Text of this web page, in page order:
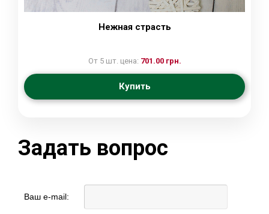
Нежная страсть
От 5 шт. цена: 701.00 грн.
Купить
Задать вопрос
Ваш e-mail: